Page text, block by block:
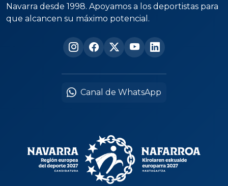
Navarra desde 1998. Apoyamos a los deportistas para
que alcancen su máximo potencial.
Canal de WhatsApp